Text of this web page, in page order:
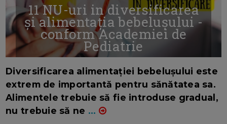
11 NU-uri in diversificarea
și alimentația bebelușului -
conform Academiei de
Pediatrie
Diversificarea alimentației bebelușului este
extrem de importantă pentru sănătatea sa.
Alimentele trebuie să fie introduse gradual,
nu trebuie să ne ...